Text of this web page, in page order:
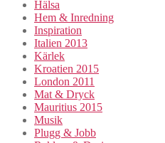
Hälsa
Hem & Inredning
Inspiration
Italien 2013
Kärlek
Kroatien 2015
London 2011
Mat & Dryck
Mauritius 2015
Musik
Plugg & Jobb